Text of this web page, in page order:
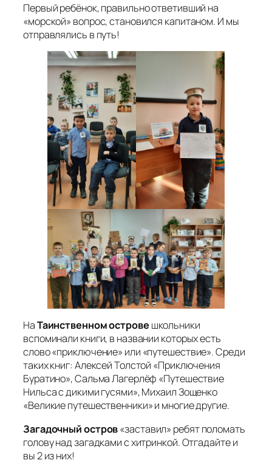
Первый ребёнок, правильно ответивший на
«морской» вопрос, становился капитаном. И мы
отправлялись в путь!
НаТаинственном острове школьники
вспоминали книги, в названии которых есть
слово «приключение» или «путешествие». Среди
таких книг: Алексей Толстой «Приключения
Буратино», Сальма Лагерлёф «Путешествие
Нильса с дикими гусями», Михаил Зощенко
«Великие путешественники» и многие другие.
Загадочный остров«заставил» ребят поломать
голову над загадками с хитринкой. Отгадайте и
вы 2 из них!